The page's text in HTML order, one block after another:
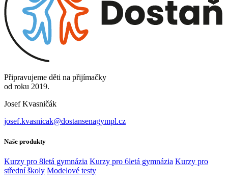
Připravujeme děti na přijímačky
od roku 2019.
Josef Kvasničák
josef.kvasnicak@dostansenagympl.cz
Naše produkty
Kurzy pro 8letá gymnázia Kurzy pro 6letá gymnázia Kurzy pro
střední školy Modelové testy